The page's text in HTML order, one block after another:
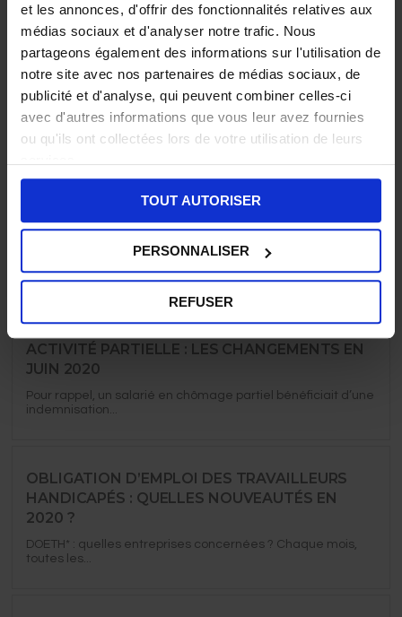
et les annonces, d'offrir des fonctionnalités relatives aux
médias sociaux et d'analyser notre trafic. Nous
partageons également des informations sur l'utilisation de
notre site avec nos partenaires de médias sociaux, de
publicité et d'analyse, qui peuvent combiner celles-ci
avec d'autres informations que vous leur avez fournies
ou qu'ils ont collectées lors de votre utilisation de leurs
TOUT AUTORISER
PERSONNALISER
REFUSER
décembre...
LE 15 AOÛT 2020 EST UN SAMEDI : LES
IMPACTS EN PAIE
TÉLÉTRAVAIL : PRISE EN CHARGE DES FRAIS
du...
ACTIVITÉ PARTIELLE : LES CHANGEMENTS EN
JUIN 2020
Pour rappel, un salarié en chômage partiel bénéficiait d’une
indemnisation...
OBLIGATION D’EMPLOI DES TRAVAILLEURS
HANDICAPÉS : QUELLES NOUVEAUTÉS EN
2020 ?
DOETH* : quelles entreprises concernées ?​ Chaque mois,
toutes les...